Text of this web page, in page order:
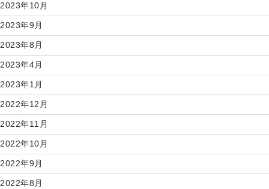
2023年10月
2023年9月
2023年8月
2023年4月
2023年1月
2022年12月
2022年11月
2022年10月
2022年9月
2022年8月